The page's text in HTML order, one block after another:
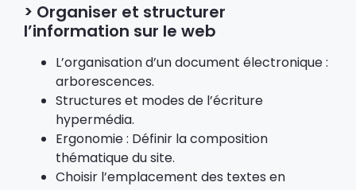
> Organiser et structurer
l’information sur le web
L’organisation d’un document électronique :
arborescences.
Structures et modes de l’écriture
hypermédia.
Ergonomie : Définir la composition
thématique du site.
Choisir l’emplacement des textes en